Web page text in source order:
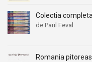
Alexandrian
Alexandru Balaci
Alexandru Dobos
Alexandrian
Alexandru Balaci
Alexandru Dobos
Colectia
de Paul Feval
Romania